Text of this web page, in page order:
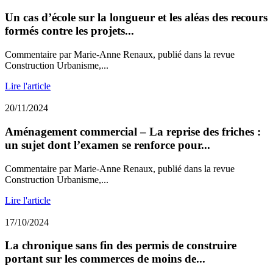
Un cas d’école sur la longueur et les aléas des recours
formés contre les projets...
Commentaire par Marie-Anne Renaux, publié dans la revue
Construction Urbanisme,...
Lire l'article
20/11/2024
Aménagement commercial – La reprise des friches :
un sujet dont l’examen se renforce pour...
Commentaire par Marie-Anne Renaux, publié dans la revue
Construction Urbanisme,...
Lire l'article
17/10/2024
La chronique sans fin des permis de construire
portant sur les commerces de moins de...